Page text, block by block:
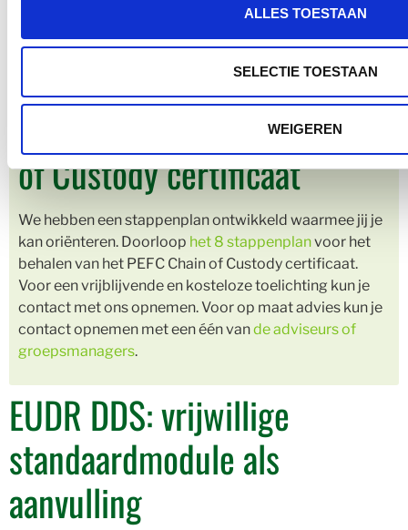
ALLES TOESTAAN
SELECTIE TOESTAAN
WEIGEREN
In 8 stappen naar het Chain
of Custody certificaat
We hebben een stappenplan ontwikkeld waarmee jij je
kan oriënteren. Doorloop het 8 stappenplanvoor het
behalen van het PEFC Chain of Custody certificaat.
Voor een vrijblijvende en kosteloze toelichting kun je
contact met ons opnemen. Voor op maat advies kun je
contact opnemen met een één vande adviseurs of
groepsmanagers.
EUDR DDS: vrijwillige
standaardmodule als
aanvulling